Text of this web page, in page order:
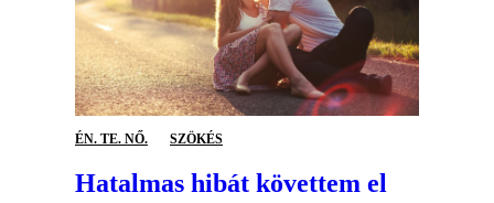
ÉN. TE. NŐ. SZÖKÉS
Hatalmas hibát követtem el